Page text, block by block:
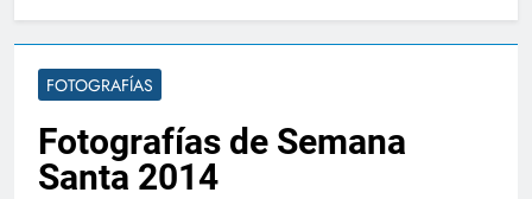
FOTOGRAFÍAS
Fotografías de Semana
Santa 2014